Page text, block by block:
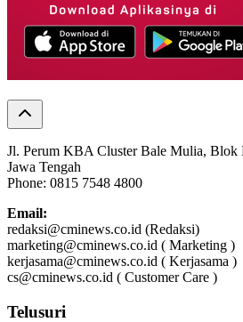
Jl. Perum KBA Cluster Bale Mulia, Blok
Jawa Tengah
Phone: 0815 7548 4800
Email:
redaksi@cminews.co.id (Redaksi)
marketing@cminews.co.id ( Marketing )
kerjasama@cminews.co.id ( Kerjasama )
cs@cminews.co.id ( Customer Care )
Telusuri